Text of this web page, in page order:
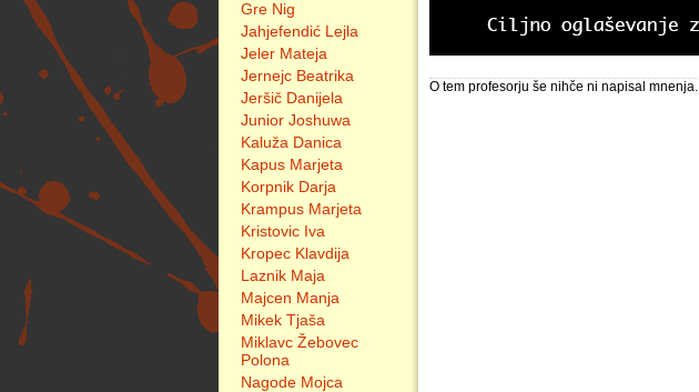
Gre Nig
Jahjefendić Lejla
Jeler Mateja
Jernejc Beatrika
Jeršič Danijela
Junior Joshuwa
Kaluža Danica
Kapus Marjeta
Korpnik Darja
Krampus Marjeta
Kristovic Iva
Kropec Klavdija
Laznik Maja
Majcen Manja
Mikek Tjaša
Miklavc Žebovec
Polona
Nagode Mojca
O tem profesorju še nihče ni napisal mnenja.